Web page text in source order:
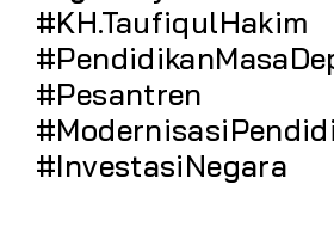
#KH.TaufiqulHakim
#Pesantren
#InvestasiNegara